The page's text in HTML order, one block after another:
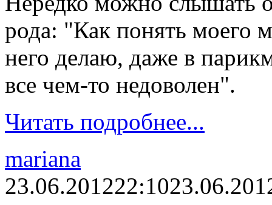
рода: "Как понять моего
него делаю, даже в
все чем-то недоволен".
Читать подробнее...
mariana
23.06.201222:10